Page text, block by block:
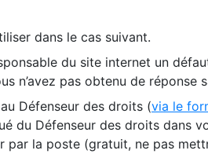
dans le cas suivant.
du site internet un
n’avez pas obtenu de réponse
Défenseur des droits (via le
du Défenseur des droits dans
par la poste (gratuit, ne pas